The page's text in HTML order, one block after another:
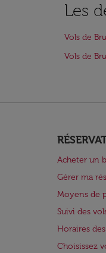
Les
Vols de
Vols de
Acheter un
Gérer ma
Moyens de
Suivi des
Horaires
Choisissez